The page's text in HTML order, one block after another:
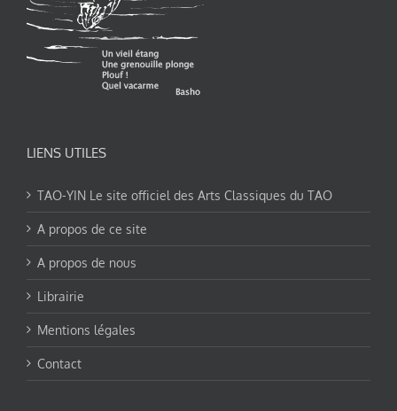
LIENS UTILES
TAO-YIN Le site officiel des Arts Classiques du TAO
A propos de ce site
A propos de nous
Librairie
Mentions légales
Contact